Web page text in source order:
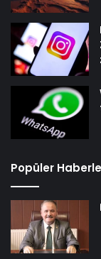
Popüler